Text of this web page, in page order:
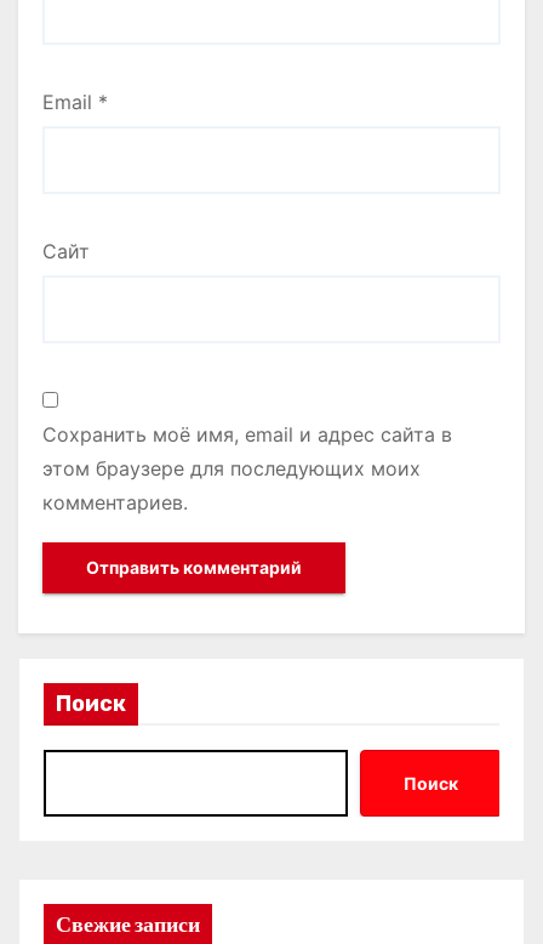
Email *
Сайт
Сохранить моё имя, email и адрес сайта в
этом браузере для последующих моих
комментариев.
Поиск
Поиск
Свежие записи